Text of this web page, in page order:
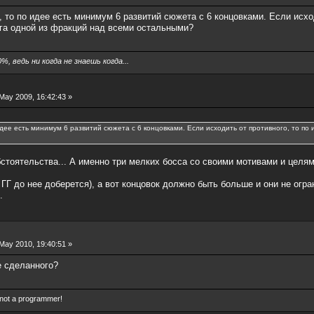
по идее есть минимум 6 развитий сюжета с 6 концовками. Если
одной из фракций над всеми остальными?
ведь ни когда не знаешь когда...
2009, 16:42:43 »
есть минимум 6 развитий сюжета с 6 концовками. Если исходить от противного, то
А именно три мелких босса со своими мотивами и
до нее доберется), а вот концовок должно быть больше и они не
2010, 19:40:51 »
a programmer!